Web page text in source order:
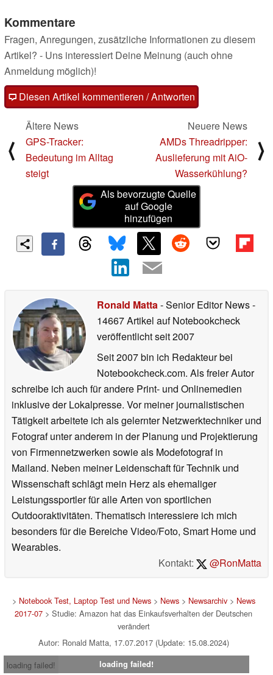
Kommentare
Fragen, Anregungen, zusätzliche Informationen zu diesem
Artikel? - Uns interessiert Deine Meinung (auch ohne
Anmeldung möglich)!
Diesen Artikel kommentieren / Antworten
⟨
Ältere News
GPS-Tracker:
Bedeutung im Alltag
steigt
Neuere News
AMDs Threadripper:
Auslieferung mit AiO-
Wasserkühlung?
⟩
Als bevorzugte Quelle
auf Google
hinzufügen
Ronald Matta- Senior Editor News-
14667 Artikel auf Notebookcheck
veröffentlichtseit 2007
Seit 2007 bin ich Redakteur bei
Notebookcheck.com. Als freier Autor
schreibe ich auch für andere Print- und Onlinemedien
inklusive der Lokalpresse. Vor meiner journalistischen
Tätigkeit arbeitete ich als gelernter Netzwerktechniker und
Fotograf unter anderem in der Planung und Projektierung
von Firmennetzwerken sowie als Modefotograf in
Mailand. Neben meiner Leidenschaft für Technik und
Wissenschaft schlägt mein Herz als ehemaliger
Leistungssportler für alle Arten von sportlichen
Outdooraktivitäten. Thematisch interessiere ich mich
besonders für die Bereiche Video/Foto, Smart Home und
Wearables.
Kontakt:
@RonMatta
> Notebook Test, Laptop Test und News> News> Newsarchiv> News
2017-07 > Studie: Amazon hat das Einkaufsverhalten der Deutschen
verändert
Autor: Ronald Matta, 17.07.2017 (Update: 15.08.2024)
loading failed!
loading failed!